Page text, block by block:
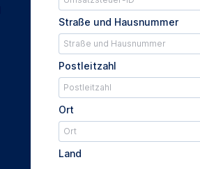
Straße und Hausnummer
Postleitzahl
Ort
Land